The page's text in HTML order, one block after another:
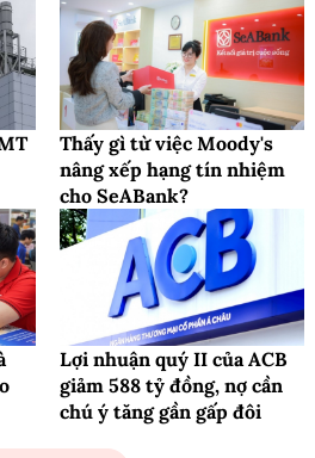
Thấy gì từ việc Moody's
nâng xếp hạng tín nhiệm
cho SeABank?
Lợi nhuận quý II của ACB
giảm 588 tỷ đồng, nợ cần
chú ý tăng gần gấp đôi